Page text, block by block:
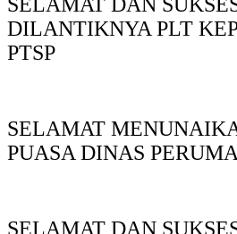
DILANTIKNYA PLT
PTSP
SELAMAT
PUASA DINAS
SELAMAT DAN